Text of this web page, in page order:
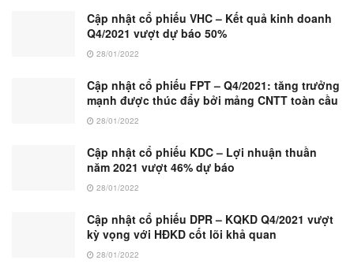
Cập nhật cổ phiếu VHC – Kết quả kinh doanh
Q4/2021 vượt dự báo 50%
28/01/2022
Cập nhật cổ phiếu FPT – Q4/2021: tăng trưởng
mạnh được thúc đẩy bởi mảng CNTT toàn cầu
28/01/2022
Cập nhật cổ phiếu KDC – Lợi nhuận thuần
năm 2021 vượt 46% dự báo
28/01/2022
Cập nhật cổ phiếu DPR – KQKD Q4/2021 vượt
kỳ vọng với HĐKD cốt lõi khả quan
28/01/2022